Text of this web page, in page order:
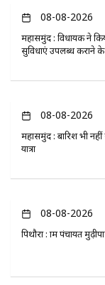
08-08-2026
महासमुंद : विधायक ने
सुविधाएं उपलब्ध कराने के
08-08-2026
महासमुंद : बारिश भी
यात्रा
08-08-2026
पिथौरा : ग्राम पंचायत